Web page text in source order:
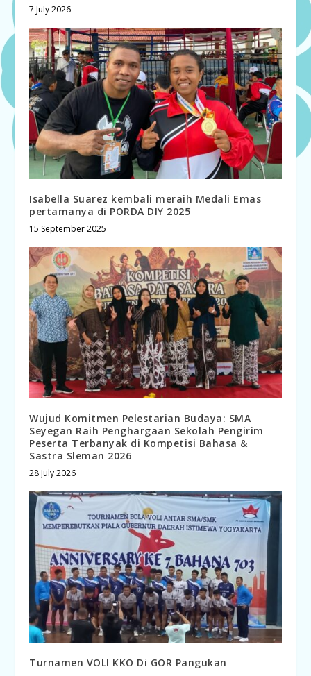
7 July 2026
Isabella Suarez kembali meraih Medali Emas
pertamanya di PORDA DIY 2025
15 September 2025
Wujud Komitmen Pelestarian Budaya: SMA
Seyegan Raih Penghargaan Sekolah Pengirim
Peserta Terbanyak di Kompetisi Bahasa &
Sastra Sleman 2026
28 July 2026
Turnamen VOLI KKO Di GOR Pangukan